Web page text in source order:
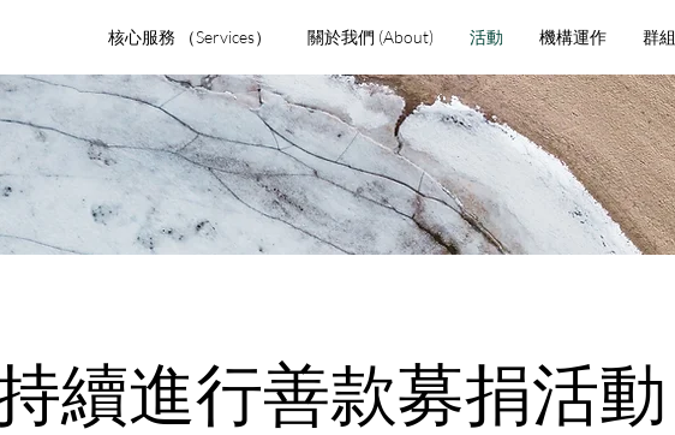
核心服務 （Services） 關於我們 (About) 活動 機構運作 群組
續進行善款募捐活動